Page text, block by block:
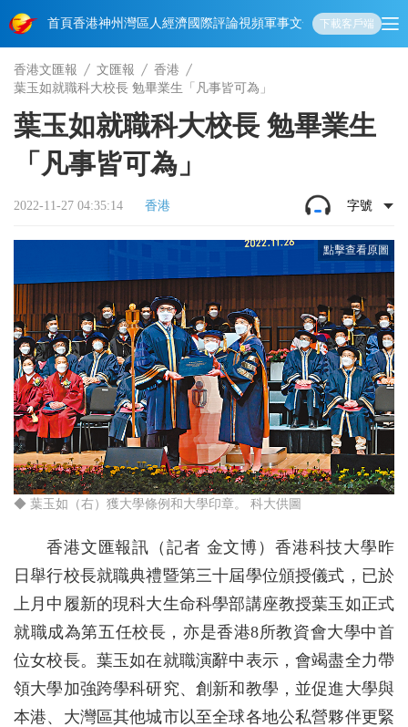
首頁香港神州 灣區人經濟國際評論視頻軍事文化 娛樂生活教育體
下載客戶端
香港文匯報 文匯報
香港
葉玉如就職科大校長 勉畢業生「凡事皆可為」
葉玉如就職科大校長 勉畢業生
「凡事皆可為」
2022-11-27 04:35:14 香港 字號
◆ 葉玉如（右）獲大學條例和大學印章。 科大供圖
香港文匯報訊（記者 金文博）香港科技大學昨
日舉行校長就職典禮暨第三十屆學位頒授儀式，已於
上月中履新的現科大生命科學部講座教授葉玉如正式
就職成為第五任校長，亦是香港8所教資會大學中首
位女校長。葉玉如在就職演辭中表示，會竭盡全力帶
領大學加強跨學科研究、創新和教學，並促進大學與
本港、大灣區其他城市以至全球各地公私營夥伴更緊